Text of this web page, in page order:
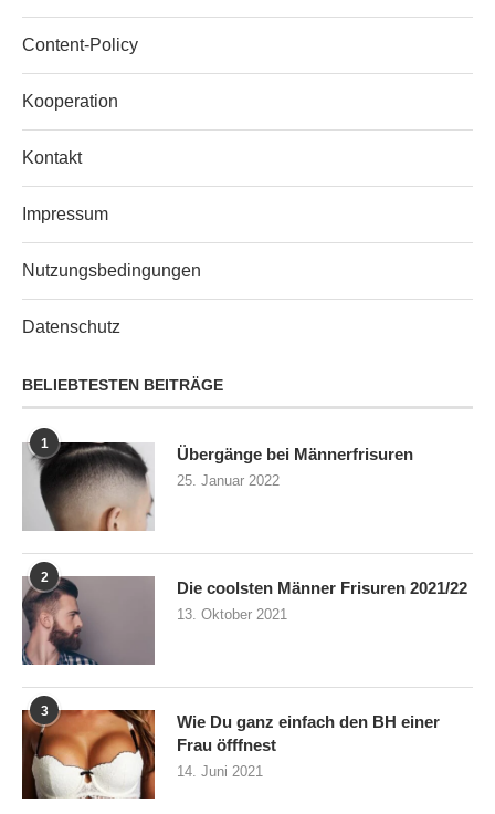
Content‑Policy
Kooperation
Kontakt
Impressum
Nutzungsbedingungen
Datenschutz
BELIEBTESTEN BEITRÄGE
1
Übergänge bei Männerfrisuren
25. Januar 2022
2
Die coolsten Männer Frisuren 2021/22
13. Oktober 2021
3
Wie Du ganz einfach den BH einer
Frau öfffnest
14. Juni 2021